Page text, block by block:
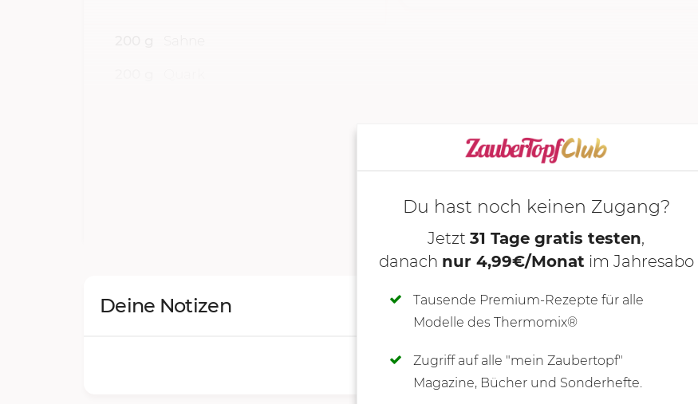
Vanillezucker
Deine Notizen
SCHREIBE NEUE NOTIZ
Du hast noch keinen Zugang?
Jetzt 31 Tage gratis testen,
danach nur 4,99€/Monat im Jahresabo
Tausende Premium-Rezepte für alle
Modelle des Thermomix®
Zugriff auf alle "mein Zaubertopf"
Magazine, Bücher und Sonderhefte.